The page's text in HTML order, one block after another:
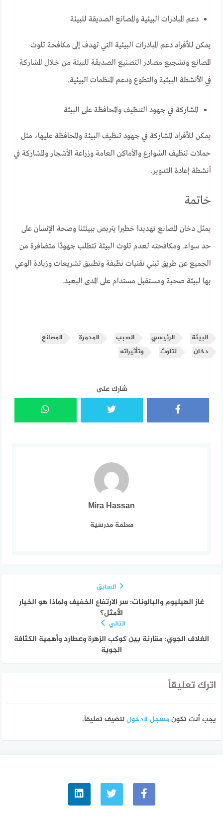
دعم المبادرات البيئية والمصانع الصديقة للبيئة
يمكن للأفراد دعم المبادرات البيئية التي تهدف إلى مكافحة تلوث
المصانع وتشجيع مصادر التصنيع الصديقة للبيئة من خلال المشاركة
في الأنشطة البيئية والتطوع ودعم المنظمات البيئية.
المشاركة في جهود التنظيف والمحافظة على البيئة
يمكن للأفراد المشاركة في جهود تنظيف البيئة والمحافظة عليها، مثل
حملات تنظيف الشوارع والأماكن العامة وزراعة الأشجار والمشاركة في
أنشطة إعادة التدوير.
خاتمة
يمثل دخان المصانع تهديدا خطيرا يتربص ببيئتنا وصحة الإنسان على
حد سواء. ومكافحته لعدم تلوث البيئة تتطلب جهودًا متضافرة من
الجميع عن طريق تبني تقنيات نظيفة وتطبيق تشريعات وزيادة الوعي
بها لبيئة صحية ومستقبل مستدام على المدى البعيد.
البيئة الرئيسي السبب المدمرة
المصانع
دخان
لتلوث وتأثيراته
شارك على
Mira Hassan
معلمة مدرسية
السابق
غاز الهيليوم والبالونات: سر الارتفاع الخفيف ولماذا هو الخيار
الأمثل؟
التالي
الغلاف الجوي: مقارنة بين كوكب الزهرة وعطارد وأهمية الكثافة
الجوية
اترك تعليقاً
يجب أنت تكونمسجل الدخوللتضيف تعليقاً.